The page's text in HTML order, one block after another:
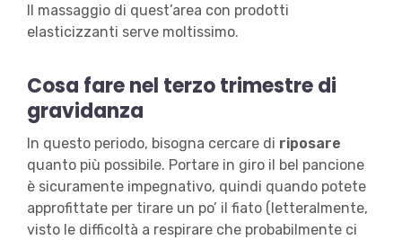
Il massaggio di quest’area con prodotti
elasticizzanti serve moltissimo.
Cosa fare nel terzo trimestre di
gravidanza
In questo periodo, bisogna cercare di riposare
quanto più possibile. Portare in giro il bel pancione
è sicuramente impegnativo, quindi quando potete
approfittate per tirare un po’ il fiato (letteralmente,
visto le difficoltà a respirare che probabilmente ci